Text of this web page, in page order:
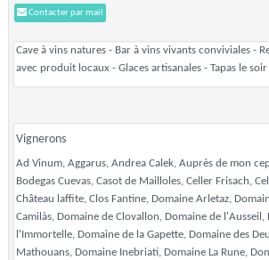
Contacter par mail
Cave à vins natures - Bar à vins vivants conviviales -
avec produit locaux - Glaces artisanales - Tapas le soir
Vignerons
Ad Vinum, Aggarus, Andrea Calek, Auprès de mon
Bodegas Cuevas, Casot de Mailloles, Celler Frisach,
Château laffite, Clos Fantine, Domaine Arletaz,
Camilàs, Domaine de Clovallon, Domaine de l'Ausseil,
l'Immortelle, Domaine de la Gapette, Domaine des
Mathouans, Domaine Inebriati, Domaine La Rune,